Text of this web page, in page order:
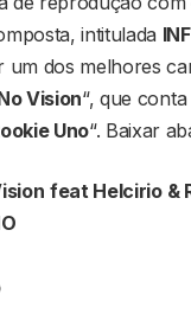
intitulada
um dos melhores
Vision“, que
Uno“. Baixar
feat Helcirio &